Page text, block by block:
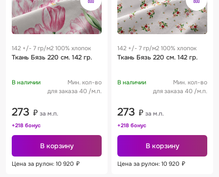
142 +/- 7 гр/м2 100% хлопок
Ткань Бязь 220 см. 142 гр.
В наличии
Мин. кол-во
для заказа 40 /м.п.
273 ₽ за м.п.
+218 бонус
В корзину
Цена за рулон: 10 920 ₽
142 +/- 7 гр/м2 100% хлопок
Ткань Бязь 220 см. 142 гр.
В наличии
Мин. кол-во
для заказа 40 /м.п.
273 ₽ за м.п.
+218 бонус
В корзину
Цена за рулон: 10 920 ₽